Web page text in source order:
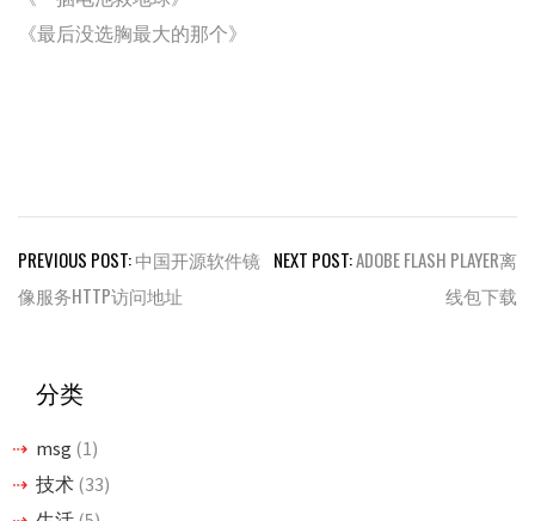
《最后没选胸最大的那个》
文
章
航
PREVIOUS POST:中国开源软件镜
像服务HTTP访问地址
NEXT POST:ADOBE FLASH PLAYER离
线包下载
分类
msg (1)
技术 (33)